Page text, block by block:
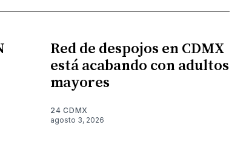
Red de despojos en CDMX
está acabando con adultos
mayores
24 CDMX
agosto 3, 2026